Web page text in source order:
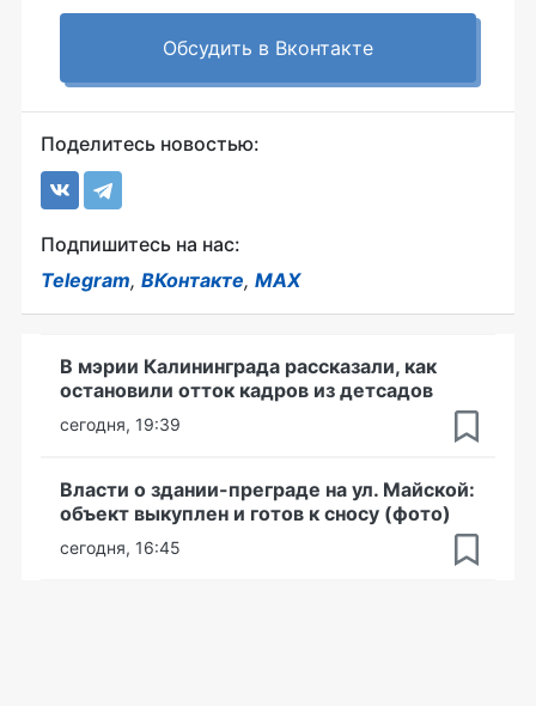
Обсудить в Вконтакте
Поделитесь новостью:
Подпишитесь на нас:
Telegram, ВКонтакте, MAX
В мэрии Калининграда рассказали, как
остановили отток кадров из детсадов
сегодня, 19:39
Власти о здании-преграде на ул. Майской:
объект выкуплен и готов к сносу (фото)
сегодня, 16:45